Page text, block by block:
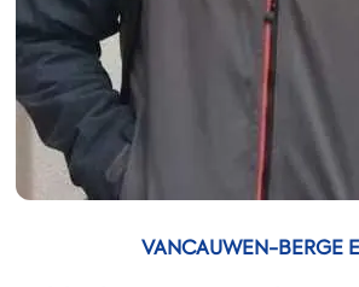
VANCAUWEN-BERGE